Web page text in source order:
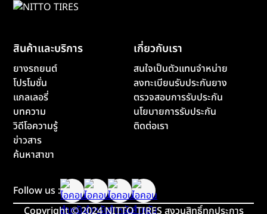
สินค้าและบริการ
ยางรถยนต์
โปรโมชั่น
แกลเลอรี่
บทความ
วิดีโอความรู้
ข่าวสาร
ค้นหาสาขา
เกี่ยวกับเรา
สนใจเป็นตัวแทนจำหน่าย
ลงทะเบียนรับประกันยาง
ตรวจสอบการรับประกัน
นโยบายการรับประกัน
ติดต่อเรา
Follow us :
Copyright©2024 NITTO TIRES สงวนสิทธิ์ทุกประการ